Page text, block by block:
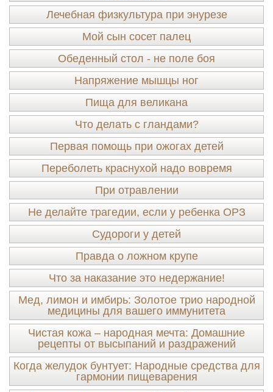
Лечебная физкультура при энурезе
Мой сын сосет палец
Обеденный стол - не поле боя
Напряжение мышцы ног
Пища для великана
Что делать с гландами?
Первая помощь при ожогах детей
Переболеть краснухой надо вовремя
При отравлении
Не делайте трагедии, если у ребенка ОРЗ
Судороги у детей
Правда о ложном крупе
Что за наказание это недержание!
Мед, лимон и имбирь: Золотое трио народной
медицины для вашего иммунитета
Чистая кожа – народная мечта: Домашние
рецепты от высыпаний и раздражений
Когда желудок бунтует: Народные средства для
гармонии пищеварения